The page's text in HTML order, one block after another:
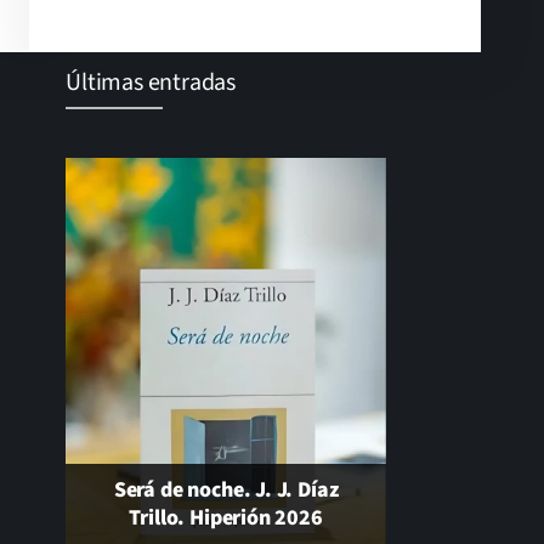
Últimas entradas
Será de noche. J. J. Díaz
Trillo. Hiperión 2026
El cambio que nunca llega…
Gonzalo Guerrero, padre del
mestizaje